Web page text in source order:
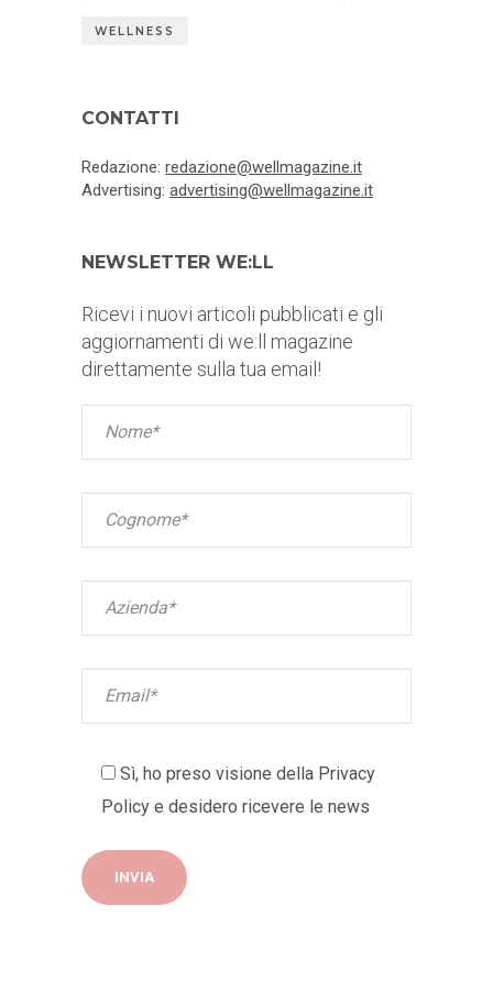
WELLNESS
CONTATTI
Redazione: redazione@wellmagazine.it
Advertising: advertising@wellmagazine.it
NEWSLETTER WE:LL
Ricevi i nuovi articoli pubblicati e gli
aggiornamenti di we:ll magazine
direttamente sulla tua email!
Sì, ho preso visione della Privacy
Policy e desidero ricevere le news